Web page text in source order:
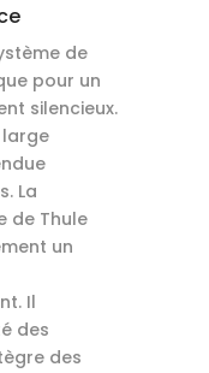
de
pour un
silencieux.
La
de Thule
un
Il
des
des